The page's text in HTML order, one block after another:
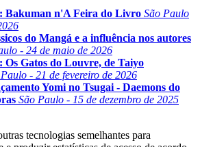
Bakuman n'A Feira do Livro São Paulo
do Mangá e a influência nos autores
- 24 de maio de 2026
Os Gatos do Louvre, de Taiyo
- 21 de fevereiro de 2026
Yomi no Tsugai - Daemons do
São Paulo - 15 de dezembro de 2025
tecnologias semelhantes para